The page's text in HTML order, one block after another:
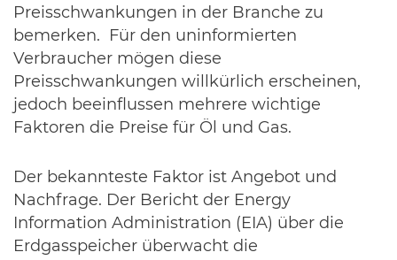
Preisschwankungen in der Branche zu
bemerken. Für den uninformierten
Verbraucher mögen diese
Preisschwankungen willkürlich erscheinen,
jedoch beeinflussen mehrere wichtige
Faktoren die Preise für Öl und Gas.
Der bekannteste Faktor ist Angebot und
Nachfrage. Der Bericht der Energy
Information Administration (EIA) über die
Erdgasspeicher überwacht die